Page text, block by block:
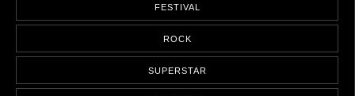
FESTIVAL
ROCK
SUPERSTAR